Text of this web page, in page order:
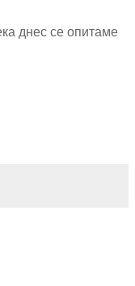
днес се опитаме